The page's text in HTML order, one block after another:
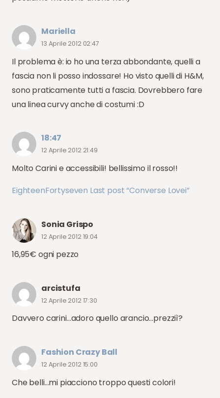
Mariella
13 Aprile 2012 02:47
Il problema è: io ho una terza abbondante, quelli a
fascia non li posso indossare! Ho visto quelli di H&M,
sono praticamente tutti a fascia. Dovrebbero fare
una linea curvy anche di costumi :D
18:47
12 Aprile 2012 21:49
Molto Carini e accessibili! bellissimo il rosso!!
EighteenFortyseven Last post “Converse Lovei”
Sonia Grispo
12 Aprile 2012 19:04
16,95€ ogni pezzo
arcistufa
12 Aprile 2012 17:30
Davvero carini…adoro quello arancio…prezziì?
Fashion Crazy Ball
12 Aprile 2012 15:00
Che belli…mi piacciono troppo questi colori!